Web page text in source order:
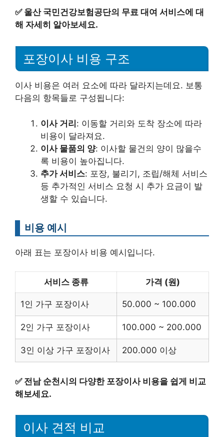
✅ 울산 국민건강보험공단의 무료 대여 서비스에 대
해 자세히 알아보세요.
포장이사 비용 구조
이사 비용은 여러 요소에 따라 달라지는데요. 보통
다음의 항목들로 구성됩니다:
이사 거리: 이동할 거리와 도착 장소에 따라
비용이 달라져요.
이사 물품의 양: 이사할 물건의 양이 많을수
록 비용이 높아집니다.
추가 서비스: 포장, 불리기, 조립/해체 서비스
등 추가적인 서비스 요청 시 추가 요금이 발
생할 수 있습니다.
비용 예시
아래 표는 포장이사 비용 예시입니다.
서비스 종류 가격 (원)
1인 가구 포장이사 50.000 ~ 100.000
2인 가구 포장이사 100.000 ~ 200.000
3인 이상 가구 포장이사 200.000 이상
✅ 전남 순천시의 다양한 포장이사 비용을 쉽게 비교
해보세요.
이사 견적 비교